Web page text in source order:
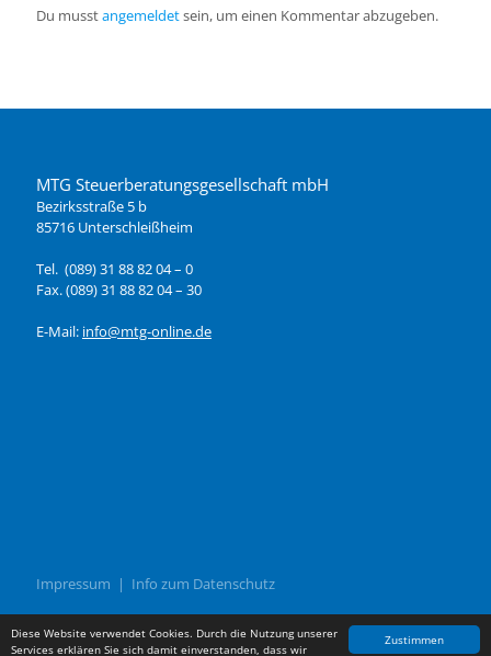
Zustimmen
Diese Website verwendet Cookies. Durch die Nutzung unserer
Services erklären Sie sich damit einverstanden, dass wir
Du musstangemeldetsein, um einen Kommentar abzugeben.
MTG Steuerberatungsgesellschaft mbH
Bezirksstraße 5 b
85716 Unterschleißheim
Tel. (089) 31 88 82 04 – 0
Fax. (089) 31 88 82 04 – 30
E-Mail: info@mtg-online.de
Impressum | Info zum Datenschutz
© 2026 MTG Steuerberatungsgesellschaft mbH